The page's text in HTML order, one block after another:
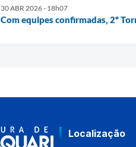
30 ABR 2026 - 18h07
Com equipes confirmadas, 2º
Localização